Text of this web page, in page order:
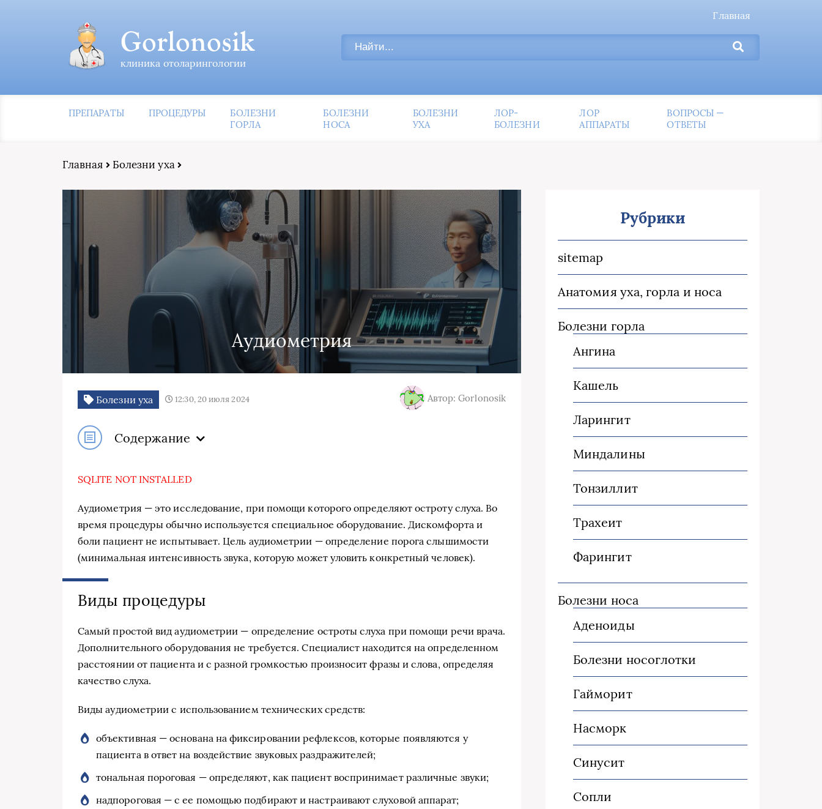
Главная
Gorlonosik
клиника отоларингологии
ПРЕПАРАТЫ ПРОЦЕДУРЫ
БОЛЕЗНИ
ГОРЛА
БОЛЕЗНИ
НОСА
БОЛЕЗНИ
УХА
ЛОР-
БОЛЕЗНИ
ЛОР
АППАРАТЫ
ВОПРОСЫ —
ОТВЕТЫ
Главная Болезни уха
Аудиометрия
Болезни уха 12:30, 20 июля 2024 Автор: Gorlonosik
Содержание
SQLITE NOT INSTALLED
Аудиометрия — это исследование, при помощи которого определяют остроту слуха. Во
время процедуры обычно используется специальное оборудование. Дискомфорта и
боли пациент не испытывает. Цель аудиометрии — определение порога слышимости
(минимальная интенсивность звука, которую может уловить конкретный человек).
Виды процедуры
Самый простой вид аудиометрии — определение остроты слуха при помощи речи врача.
Дополнительного оборудования не требуется. Специалист находится на определенном
расстоянии от пациента и с разной громкостью произносит фразы и слова, определяя
качество слуха.
Виды аудиометрии с использованием технических средств:
объективная — основана на фиксировании рефлексов, которые появляются у
пациента в ответ на воздействие звуковых раздражителей;
тональная пороговая — определяют, как пациент воспринимает различные звуки;
надпороговая — с ее помощью подбирают и настраивают слуховой аппарат;
Рубрики
sitemap
Анатомия уха, горла и носа
Болезни горла
Ангина
Кашель
Ларингит
Миндалины
Тонзиллит
Трахеит
Фарингит
Болезни носа
Аденоиды
Болезни носоглотки
Гайморит
Насморк
Синусит
Сопли